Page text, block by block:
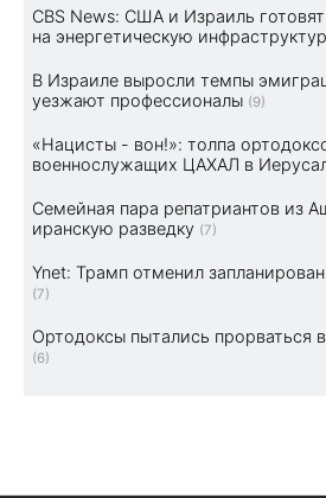
CBS News: США и Израиль
на энергетическую
В Израиле выросли темпы
уезжают профессионалы (9)
«Нацисты - вон!»: толпа
военнослужащих ЦАХАЛ в
Семейная пара репатриантов из
иранскую разведку (7)
Ynet: Трамп отменил
(7)
Ортодоксы пытались прорваться
(6)